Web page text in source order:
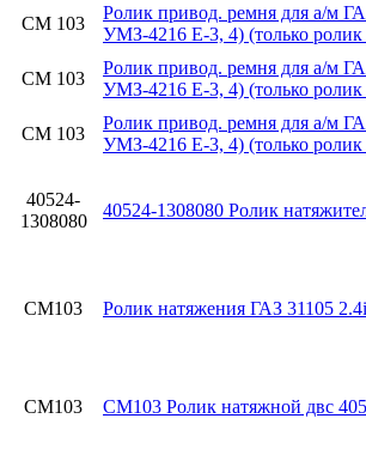
CM 103
Ролик привод. ремня для а/м
УМЗ-4216 Е-3, 4) (только
CM 103
Ролик привод. ремня для а/м
УМЗ-4216 Е-3, 4) (только
CM 103
Ролик привод. ремня для а/м
УМЗ-4216 Е-3, 4) (только
40524-
1308080
40524-1308080 Ролик
CM103 Ролик натяжения ГАЗ 31105
CM103 CM103 Ролик натяжной двс